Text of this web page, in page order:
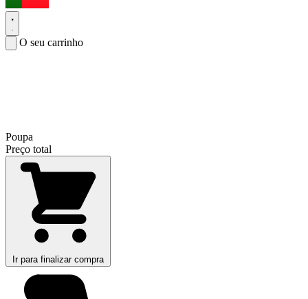
O seu carrinho
Poupa
Preço total
Ir para finalizar compra